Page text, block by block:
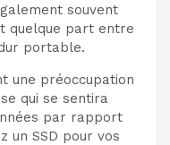
souvent
quelque part entre
portable.
une préoccupation
qui se sentira
par rapport
un SSD pour vos